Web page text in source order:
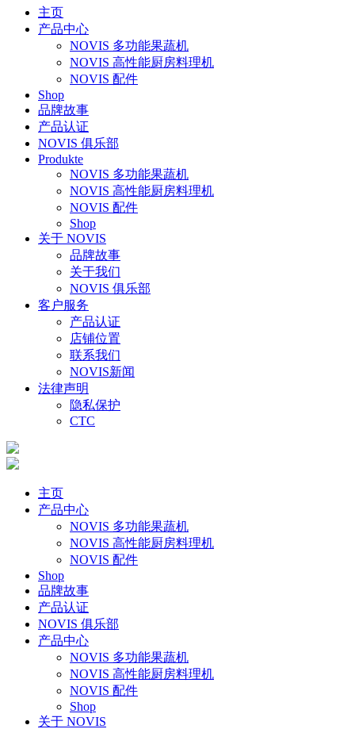
主页
产品中心
NOVIS 多功能果蔬机
NOVIS 高性能厨房料理机
NOVIS 配件
Shop
品牌故事
产品认证
NOVIS 俱乐部
Produkte
NOVIS 多功能果蔬机
NOVIS 高性能厨房料理机
NOVIS 配件
Shop
关于 NOVIS
品牌故事
关于我们
NOVIS 俱乐部
客户服务
产品认证
店铺位置
联系我们
NOVIS新闻
法律声明
隐私保护
CTC
主页
产品中心
NOVIS 多功能果蔬机
NOVIS 高性能厨房料理机
NOVIS 配件
Shop
品牌故事
产品认证
NOVIS 俱乐部
产品中心
NOVIS 多功能果蔬机
NOVIS 高性能厨房料理机
NOVIS 配件
Shop
关于 NOVIS